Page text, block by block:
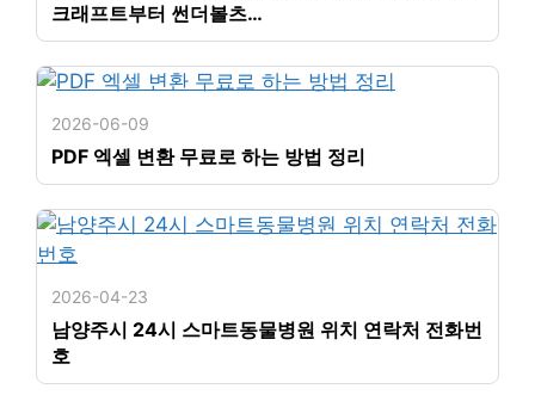
크래프트부터 썬더볼츠…
2026-06-09
PDF 엑셀 변환 무료로 하는 방법 정리
2026-04-23
남양주시 24시 스마트동물병원 위치 연락처 전화번
호